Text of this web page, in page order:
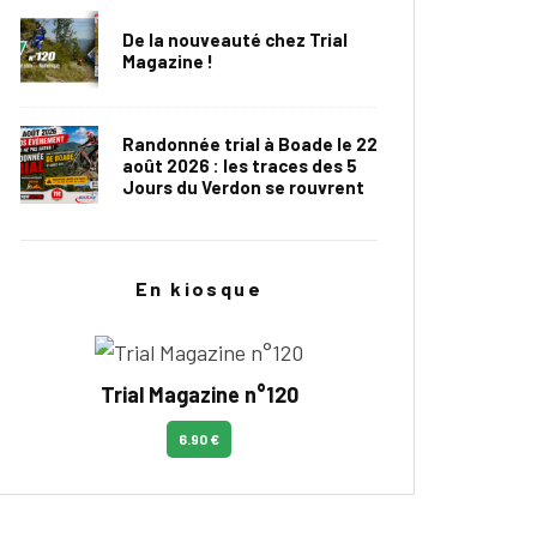
De la nouveauté chez Trial
Magazine !
Randonnée trial à Boade le 22
août 2026 : les traces des 5
Jours du Verdon se rouvrent
En kiosque
Trial Magazine n°120
6.90 €